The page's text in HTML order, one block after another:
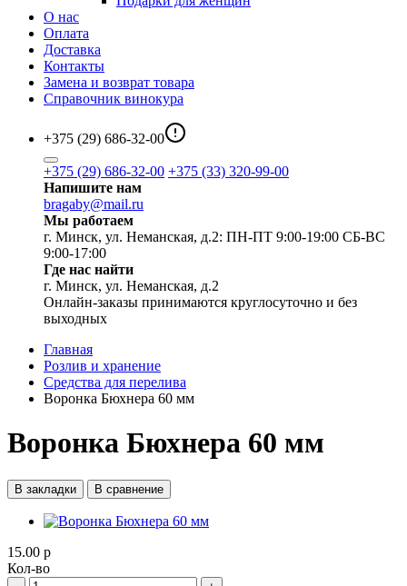
О нас
Оплата
Доставка
Контакты
Замена и возврат товара
Справочник винокура
+375 (29) 686-32-00
+375 (29) 686-32-00 +375 (33) 320-99-00
Напишите нам
bragaby@mail.ru
Мы работаем
г. Минск, ул. Неманская, д.2: ПН-ПТ 9:00-19:00 СБ-ВС
9:00-17:00
Где нас найти
г. Минск, ул. Неманская, д.2
Онлайн-заказы принимаются круглосуточно и без
выходных
Главная
Розлив и хранение
Средства для перелива
Воронка Бюхнера 60 мм
Воронка Бюхнера 60 мм
В закладки В сравнение
15.00 р
Кол-во